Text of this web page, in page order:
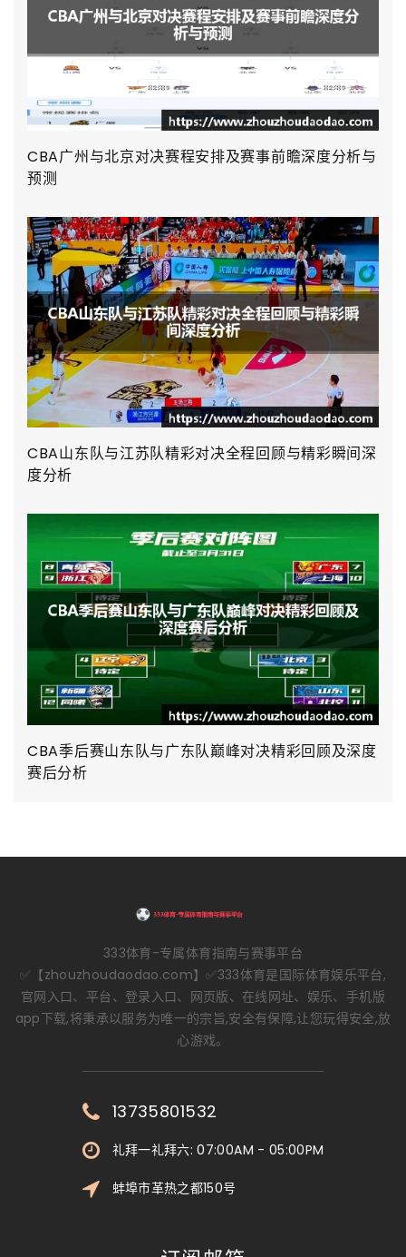
CBA广州与北京对决赛程安排及赛事前瞻深度分析与
预测
CBA山东队与江苏队精彩对决全程回顾与精彩瞬间深
度分析
CBA季后赛山东队与广东队巅峰对决精彩回顾及深度
赛后分析
333体育-专属体育指南与赛事平台
✅【zhouzhoudaodao.com】✅333体育是国际体育娱乐平台,
官网入口、平台、登录入口、网页版、在线网址、娱乐、手机版
app下载,将秉承以服务为唯一的宗旨,安全有保障,让您玩得安全,放
心游戏。
13735801532
礼拜一礼拜六: 07:00AM - 05:00PM
蚌埠市革热之都150号